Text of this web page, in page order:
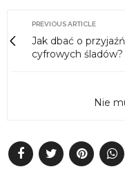
PREVIOUS ARTICLE
Jak dbać o
cyfrowych śladów?
Nie